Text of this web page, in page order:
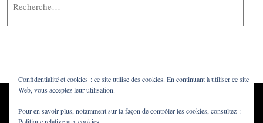
Confidentialité et cookies : ce site utilise des cookies. En continuant à utiliser ce site
Web, vous acceptez leur utilisation.
Pour en savoir plus, notamment sur la façon de contrôler les cookies, consultez :